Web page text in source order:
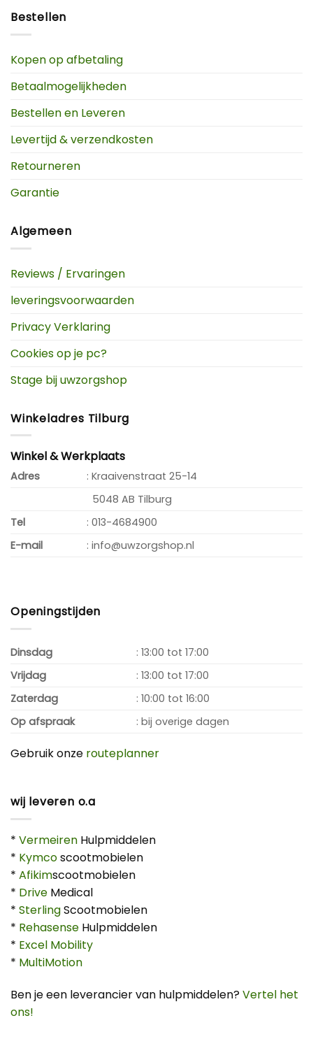
Bestellen
Kopen op afbetaling
Betaalmogelijkheden
Bestellen en Leveren
Levertijd & verzendkosten
Retourneren
Garantie
Algemeen
Reviews / Ervaringen
leveringsvoorwaarden
Privacy Verklaring
Cookies op je pc?
Stage bij uwzorgshop
Winkeladres Tilburg
Winkel & Werkplaats
Adres
: Kraaivenstraat 25-14
5048 AB Tilburg
Tel
: 013-4684900
E-mail
: info@uwzorgshop.nl
Openingstijden
Dinsdag
: 13:00 tot 17:00
Vrijdag
: 13:00 tot 17:00
Zaterdag
: 10:00 tot 16:00
Op afspraak
: bij overige dagen
Gebruik onze routeplanner
wij leveren o.a
* Vermeiren Hulpmiddelen
* Kymcoscootmobielen
* Afikimscootmobielen
* Drive Medical
* SterlingScootmobielen
* Rehasense Hulpmiddelen
* Excel Mobility
* MultiMotion
Ben je een leverancier van hulpmiddelen?Vertel het
ons!